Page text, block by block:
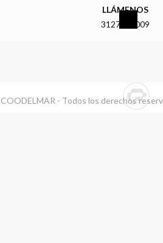
LLÁMENOS
3127919009
- Todos los derechos